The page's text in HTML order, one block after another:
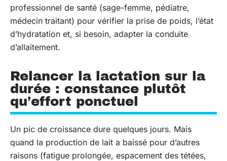
professionnel de santé (sage-femme, pédiatre,
médecin traitant) pour vérifier la prise de poids, l’état
d’hydratation et, si besoin, adapter la conduite
d’allaitement.
Relancer la lactation sur la
durée : constance plutôt
qu’effort ponctuel
Un pic de croissance dure quelques jours. Mais
quand la production de lait a baissé pour d’autres
raisons (fatigue prolongée, espacement des tétées,